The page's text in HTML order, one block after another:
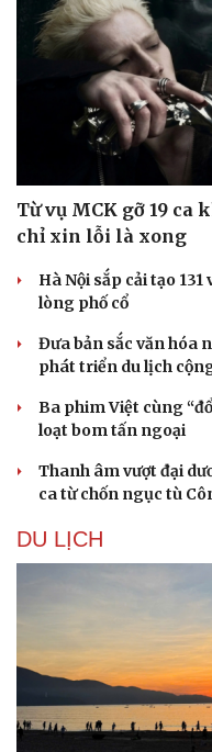
Âm nhạc
Di sản
Từ vụ MCK gỡ 19 ca
chỉ xin lỗi là xong
Hà Nội sắp cải tạo
lòng phố cổ
Đưa bản sắc văn hóa
phát triển du lịch
Ba phim Việt cùng
loạt bom tấn ngoại
Thanh âm vượt đại
ca từ chốn ngục tù
DU LỊCH